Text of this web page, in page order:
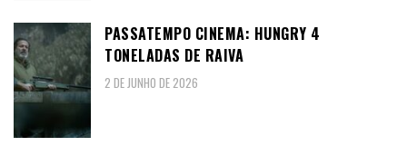
PASSATEMPO CINEMA: HUNGRY 4
TONELADAS DE RAIVA
2 DE JUNHO DE 2026